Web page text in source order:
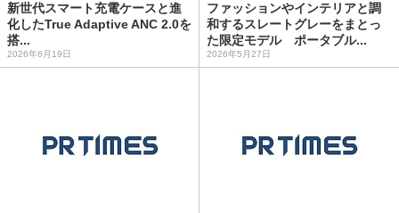
新世代スマート充電ケースと進
化したTrue Adaptive ANC 2.0を
搭...
2026年6月19日
ファッションやインテリアと調
和するスレートグレーをまとっ
た限定モデル ポータブル...
2026年5月27日